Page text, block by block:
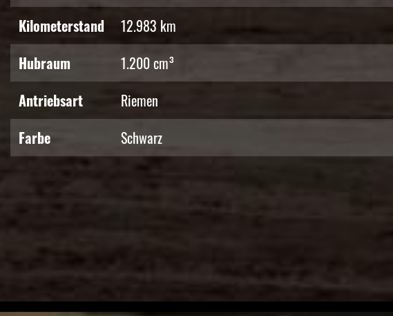
Kilometerstand
12.983 km
Hubraum
1.200 cm³
Antriebsart
Riemen
Farbe
Schwarz